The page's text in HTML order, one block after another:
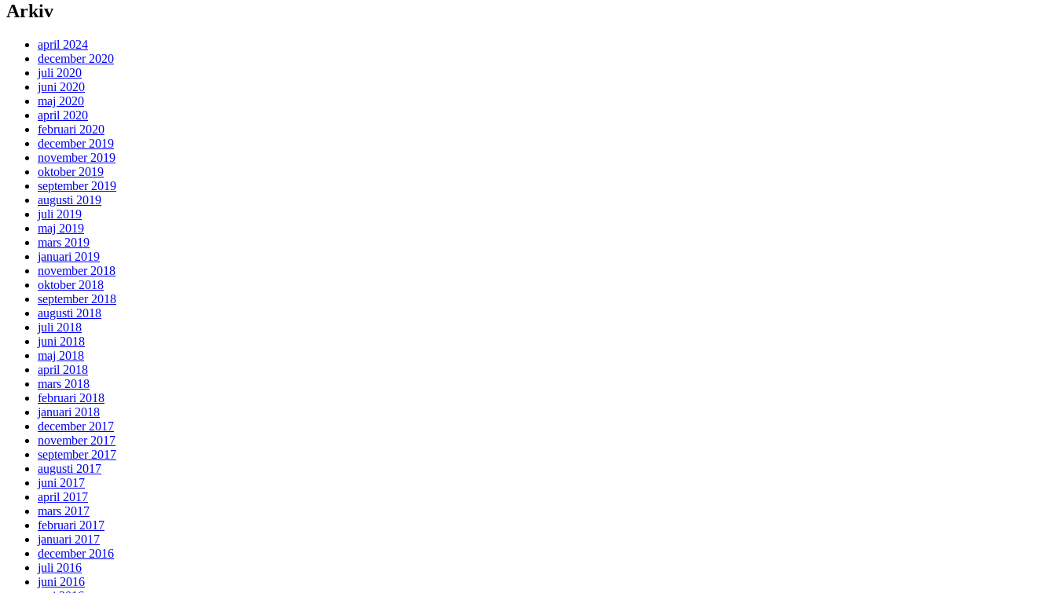
Arkiv
april 2024
december 2020
juli 2020
juni 2020
maj 2020
april 2020
februari 2020
december 2019
november 2019
oktober 2019
september 2019
augusti 2019
juli 2019
maj 2019
mars 2019
januari 2019
november 2018
oktober 2018
september 2018
augusti 2018
juli 2018
juni 2018
maj 2018
april 2018
mars 2018
februari 2018
januari 2018
december 2017
november 2017
september 2017
augusti 2017
juni 2017
april 2017
mars 2017
februari 2017
januari 2017
december 2016
juli 2016
juni 2016